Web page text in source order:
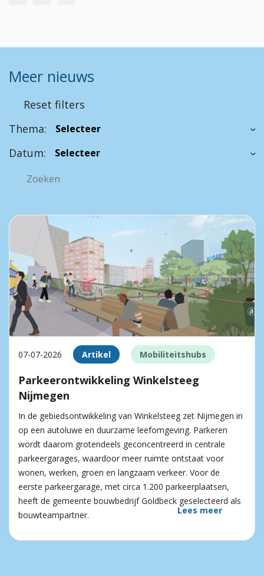
Meer nieuws
Reset filters
Thema:
Datum:
07-07-2026 Artikel Mobiliteitshubs
Parkeerontwikkeling Winkelsteeg
Nijmegen
In de gebiedsontwikkeling van Winkelsteeg zet Nijmegen in
op een autoluwe en duurzame leefomgeving. Parkeren
wordt daarom grotendeels geconcentreerd in centrale
parkeergarages, waardoor meer ruimte ontstaat voor
wonen, werken, groen en langzaam verkeer. Voor de
eerste parkeergarage, met circa 1.200 parkeerplaatsen,
heeft de gemeente bouwbedrijf Goldbeck geselecteerd als
bouwteampartner.
Lees meer